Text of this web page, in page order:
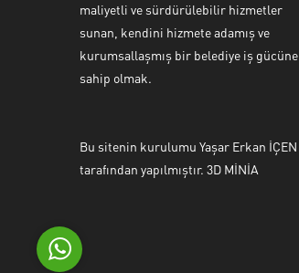
maliyetli ve sürdürülebilir hizmetler
sunan, kendini hizmete adamış ve
kurumsallaşmış bir belediye iş gücüne
sahip olmak.
Bu sitenin kurulumu Yaşar Erkan İÇEN
tarafından yapılmıştır. 3D MİNİA
Cevap Yaz